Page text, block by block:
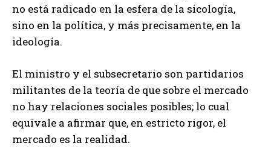
no está radicado en la esfera de la sicología,
sino en la política, y más precisamente, en la
ideología.
El ministro y el subsecretario son partidarios
militantes de la teoría de que sobre el mercado
no hay relaciones sociales posibles; lo cual
equivale a afirmar que, en estricto rigor, el
mercado es la realidad.